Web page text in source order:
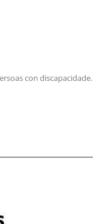
con discapacidade.